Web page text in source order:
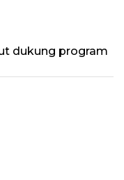
dukung program